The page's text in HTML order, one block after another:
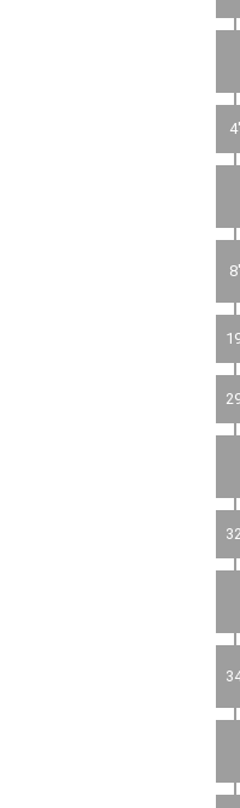
4'
8'